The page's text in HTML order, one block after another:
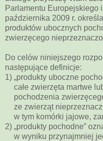
Parlamentu Europejskiego
października 2009 r.
produktów ubocznych
zwierzęcego
Do celów niniejszego
następujące definicje:
1) „produkty uboczne
całe zwierzęta martwe
pochodzenia
ze zwierząt
w tym komórki jajowe,
2) „produkty pochodne”
w wyniku przynajmniej